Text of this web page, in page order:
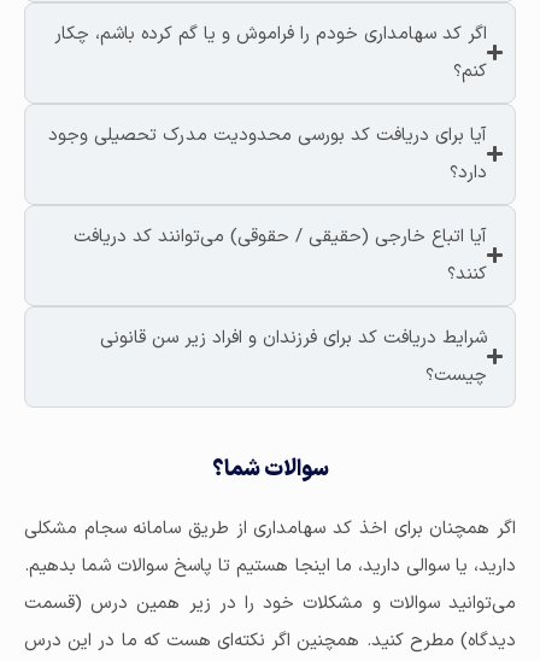
اگر کد سهامداری خودم را فراموش و یا گم کرده باشم، چکار
کنم؟
آیا برای دریافت کد بورسی محدودیت مدرک تحصیلی وجود
دارد؟
آیا اتباع خارجی (حقیقی / حقوقی) می‌توانند کد دریافت
کنند؟
شرایط دریافت کد برای فرزندان و افراد زیر سن قانونی
چیست؟
سوالات شما؟
اگر همچنان برای اخذ کد سهامداری از طریق سامانه سجام مشکلی
دارید، یا سوالی دارید، ما اینجا هستیم تا پاسخ سوالات شما بدهیم.
می‌توانید سوالات و مشکلات خود را در زیر همین درس (قسمت
دیدگاه) مطرح کنید. همچنین اگر نکته‌ای هست که ما در این درس